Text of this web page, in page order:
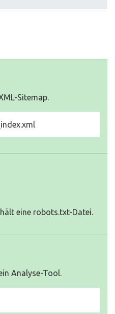
Sitemap.
eine robots.txt-Datei.
Analyse-Tool.